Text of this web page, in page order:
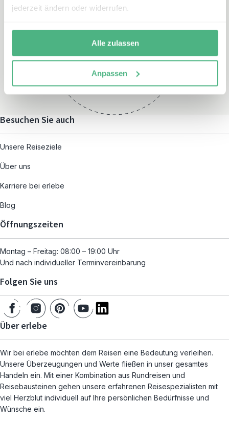
jederzeit ändern oder widerrufen.
Alle zulassen
Anpassen
Montag – Freitag:
und nach individueller
Terminvereinbarung
Besuchen Sie auch
Unsere Reiseziele
Über uns
Karriere bei erlebe
Blog
Öffnungszeiten
Montag – Freitag: 08:00 – 19:00 Uhr
Und nach individueller Terminvereinbarung
Folgen Sie uns
Über erlebe
Wir bei erlebe möchten dem Reisen eine Bedeutung verleihen.
Unsere Überzeugungen und Werte fließen in unser gesamtes
Handeln ein. Mit einer Kombination aus Rundreisen und
Reisebausteinen gehen unsere erfahrenen Reisespezialisten mit
viel Herzblut individuell auf Ihre persönlichen Bedürfnisse und
Wünsche ein.